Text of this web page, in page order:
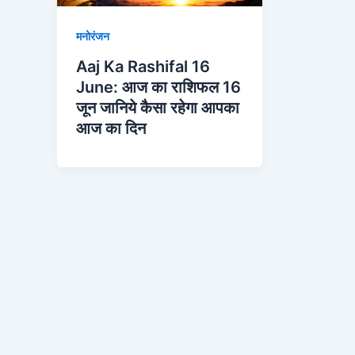
मनोरंजन
Aaj Ka Rashifal 16
June: आज का राशिफल 16
जून जानिये कैसा रहेगा आपका
आज का दिन